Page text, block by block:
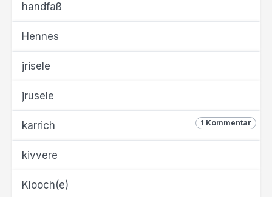
handfaß
Hennes
jrisele
jrusele
1 Kommentar
karrich
kivvere
Klooch(e)